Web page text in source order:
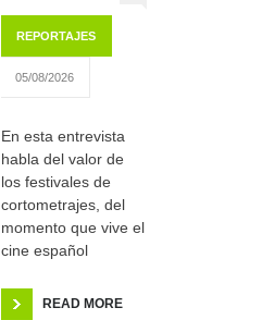
REPORTAJES
05/08/2026
En esta entrevista
habla del valor de
los festivales de
cortometrajes, del
momento que vive el
cine español
READ MORE